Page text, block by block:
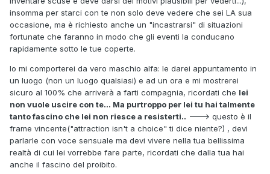
insomma per starci con te non solo deve vedere che sei LA sua
occasione, ma è richiesto anche un "incastrarsi" di situazioni
fortunate che faranno in modo che gli eventi la conducano
rapidamente sotto le tue coperte.
Io mi comporterei da vero maschio alfa: le darei appuntamento in
un luogo (non un luogo qualsiasi) e ad un ora e mi mostrerei
sicuro al 100% che arriverà a farti compagnia, ricordati che lei
non vuole uscire con te... Ma purtroppo per lei tu hai talmente
tanto fascino che lei non riesce a resisterti.. ---> questo è il
frame vincente("attraction isn't a choice" ti dice niente?) , devi
parlarle con voce sensuale ma devi vivere nella tua bellissima
realtà di cui lei vorrebbe fare parte, ricordati che dalla tua hai
anche il fascino del proibito.